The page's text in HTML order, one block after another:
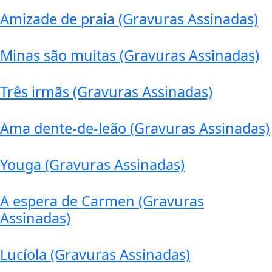
Amizade de praia (Gravuras Assinadas)
Minas são muitas (Gravuras Assinadas)
Três irmãs (Gravuras Assinadas)
Ama dente-de-leão (Gravuras Assinadas)
Youga (Gravuras Assinadas)
A espera de Carmen (Gravuras
Assinadas)
Lucíola (Gravuras Assinadas)